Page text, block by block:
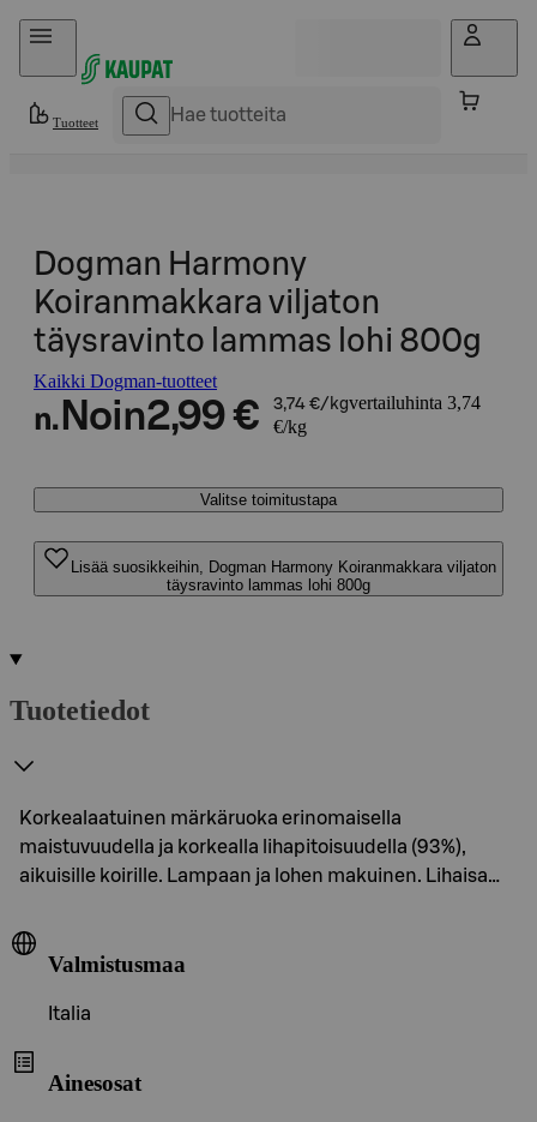
Hyppää sisältöön
Tuotteet
Dogman Harmony
Koiranmakkara viljaton
täysravinto lammas lohi 800g
Kaikki Dogman-tuotteet
n. Noin2,99 € 3,74 €/kgvertailuhinta 3,74
€/kg
Valitse toimitustapa
Lisää suosikkeihin, Dogman Harmony Koiranmakkara viljaton
täysravinto lammas lohi 800g
Tuotetiedot
Korkealaatuinen märkäruoka erinomaisella
maistuvuudella ja korkealla lihapitoisuudella (93%),
aikuisille koirille. Lampaan ja lohen makuinen. Lihaisa…
Valmistusmaa
Italia
Ainesosat